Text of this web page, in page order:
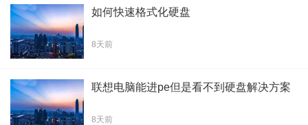
如何快速格式化硬盘
8天前
联想电脑能进pe但是看不到硬盘解决方案
8天前